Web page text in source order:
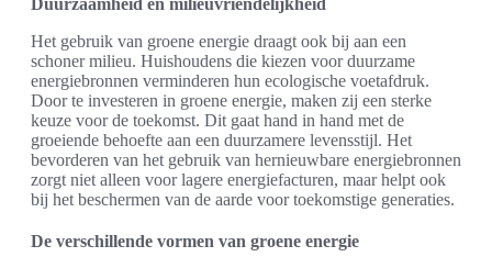
Duurzaamheid en milieuvriendelijkheid
Het gebruik van groene energie draagt ook bij aan een
schoner milieu. Huishoudens die kiezen voor duurzame
energiebronnen verminderen hun ecologische voetafdruk.
Door te investeren in groene energie, maken zij een sterke
keuze voor de toekomst. Dit gaat hand in hand met de
groeiende behoefte aan een duurzamere levensstijl. Het
bevorderen van het gebruik van hernieuwbare energiebronnen
zorgt niet alleen voor lagere energiefacturen, maar helpt ook
bij het beschermen van de aarde voor toekomstige generaties.
De verschillende vormen van groene energie